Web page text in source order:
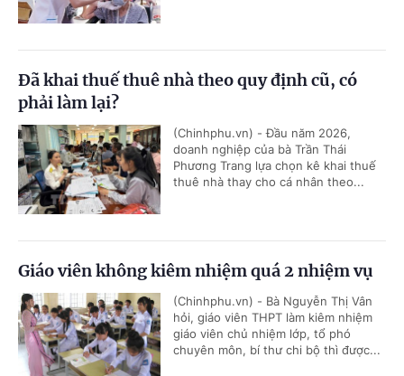
Đã khai thuế thuê nhà theo quy định cũ, có
phải làm lại?
(Chinhphu.vn) - Đầu năm 2026,
doanh nghiệp của bà Trần Thái
Phương Trang lựa chọn kê khai thuế
thuê nhà thay cho cá nhân theo...
Giáo viên không kiêm nhiệm quá 2 nhiệm vụ
(Chinhphu.vn) - Bà Nguyễn Thị Vân
hỏi, giáo viên THPT làm kiêm nhiệm
giáo viên chủ nhiệm lớp, tổ phó
chuyên môn, bí thư chi bộ thì được...